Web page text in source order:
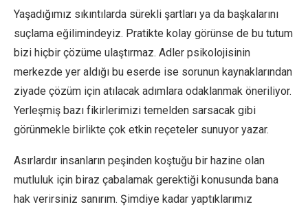
Yaşadığımız sıkıntılarda sürekli şartları ya da başkalarını
suçlama eğilimindeyiz. Pratikte kolay görünse de bu tutum
bizi hiçbir çözüme ulaştırmaz. Adler psikolojisinin
merkezde yer aldığı bu eserde ise sorunun kaynaklarından
ziyade çözüm için atılacak adımlara odaklanmak öneriliyor.
Yerleşmiş bazı fikirlerimizi temelden sarsacak gibi
görünmekle birlikte çok etkin reçeteler sunuyor yazar.
Asırlardır insanların peşinden koştuğu bir hazine olan
mutluluk için biraz çabalamak gerektiği konusunda bana
hak verirsiniz sanırım. Şimdiye kadar yaptıklarımız